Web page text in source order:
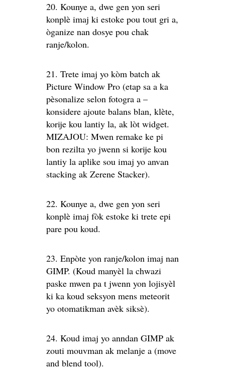
20. Kounye a, dwe gen yon seri
konplè imaj ki estoke pou tout gri a,
òganize nan dosye pou chak
ranje/kolon.
21. Trete imaj yo kòm batch ak
Picture Window Pro (etap sa a ka
pèsonalize selon fotogra a –
konsidere ajoute balans blan, klète,
korije kou lantiy la, ak lòt widget.
MIZAJOU: Mwen remake ke pi
bon rezilta yo jwenn si korije kou
lantiy la aplike sou imaj yo anvan
stacking ak Zerene Stacker).
22. Kounye a, dwe gen yon seri
konplè imaj fòk estoke ki trete epi
pare pou koud.
23. Enpòte yon ranje/kolon imaj nan
GIMP. (Koud manyèl la chwazi
paske mwen pa t jwenn yon lojisyèl
ki ka koud seksyon mens meteorit
yo otomatikman avèk siksè).
24. Koud imaj yo anndan GIMP ak
zouti mouvman ak melanje a (move
and blend tool).